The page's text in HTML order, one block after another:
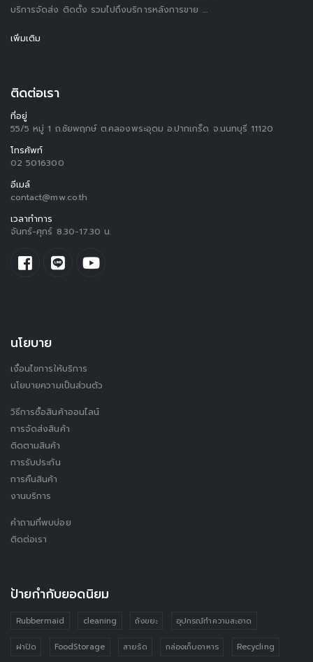
บริการจัดส่ง ติดตั้ง รวมไปถึงบริการหลังการขาย ....
เพิ่มเติม
ติดต่อเรา
ที่อยู่
55/5 หมู่ 1 ถ.ชัยพฤกษ์ ต.คลองพระอุดม อ.ปากเกร็ด จ.นนทบุรี 11120
โทรศัพท์
02 5016300
อีเมล์
contact@mw.co.th
เวลาทำการ
จันทร์-ศุกร์ 8.30-17.30 น.
นโยบาย
เงื่อนไขการให้บริการ
นโยบายความเป็นส่วนตัว
วิธีการซื้อสินค้าออนไลน์
การจัดส่งสินค้า
ติดตามสินค้า
การรับประกัน
การคืนสินค้า
งานบริการ
คำถามที่พบบ่อย
ติดต่อเรา
ป้ายกำกับยอดนิยม
Rubbermaid cleaning ถังขยะ อุปกรณ์ทำความสะอาด
ฝาปิด FoodStorage สายรัด กล่องเก็บอาหาร Recycling